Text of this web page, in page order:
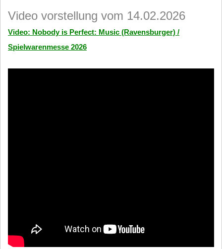
Video vorstellung vom 14.02.2026
Video: Nobody is Perfect: Music (Ravensburger) /
Spielwarenmesse 2026